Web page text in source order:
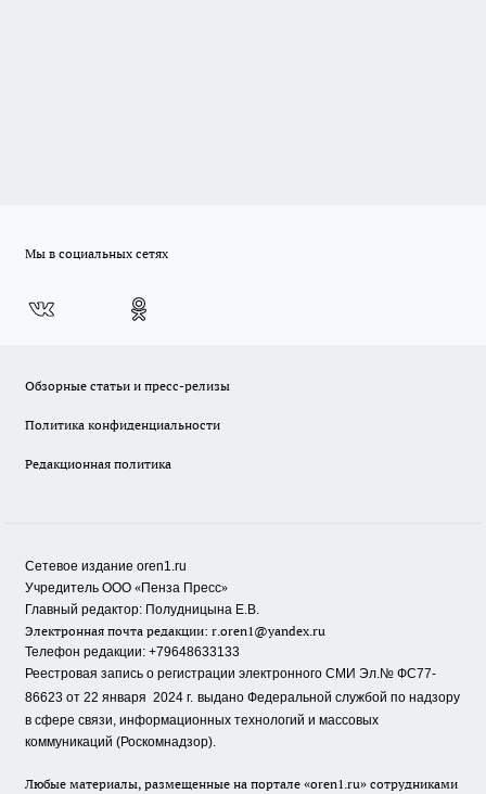
Мы в социальных сетях
Обзорные статьи и пресс-релизы
Политика конфиденциальности
Редакционная политика
Сетевое издание oren1.ru
Учредитель ООО «Пенза Пресс»
Главный редактор: Полудницына Е.В.
Электронная почта редакции: r.oren1@yandex.ru
Телефон редакции: +79648633133
Реестровая запись о регистрации электронного СМИ Эл.№ ФС77-
86623 от 22 января 2024 г. выдано Федеральной службой по надзору
в сфере связи, информационных технологий и массовых
коммуникаций (Роскомнадзор).
Любые материалы, размещенные на портале «oren1.ru» сотрудниками